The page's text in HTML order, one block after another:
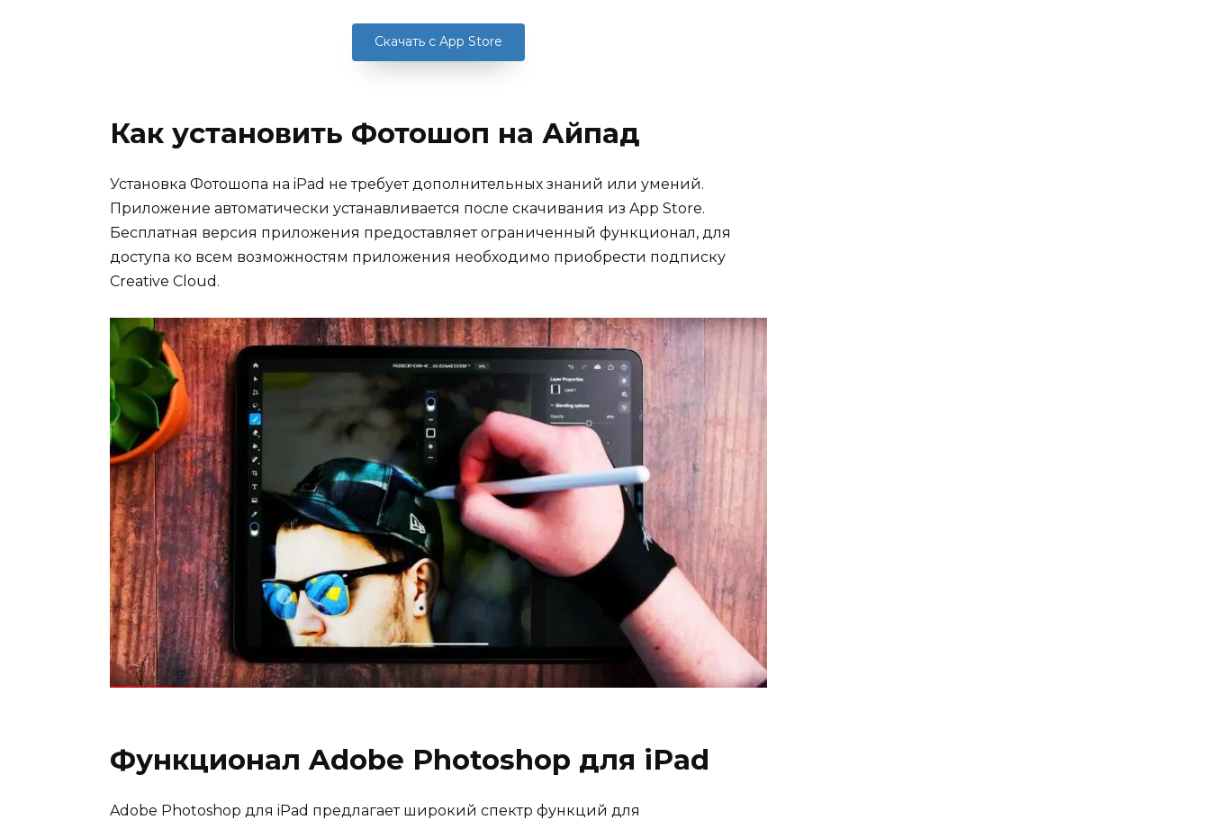
Скачать с App Store
Как установить Фотошоп на Айпад
Установка Фотошопа на iPad не требует дополнительных знаний или умений.
Приложение автоматически устанавливается после скачивания из App Store.
Бесплатная версия приложения предоставляет ограниченный функционал, для
доступа ко всем возможностям приложения необходимо приобрести подписку
Creative Cloud.
Функционал Adobe Photoshop для iPad
Adobe Photoshop для iPad предлагает широкий спектр функций для